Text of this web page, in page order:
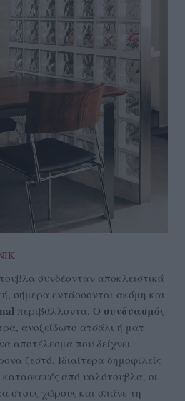
συνδέονταν αποκλειστικά
σήμερα εντάσσονται ακόμη και
περιβάλλοντα. Ο συνδυασμός
ανοξείδωτο ατσάλι ή ματ
αποτέλεσμα που δείχνει
ζεστό. Ιδιαίτερα δημοφιλείς
κατασκευές από υαλότουβλα, οι
στους χώρους και σπάνε τη